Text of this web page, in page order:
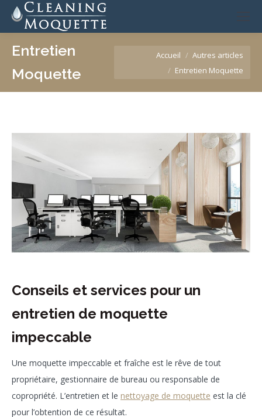
Entretien
Moquette
Vous êtes ici :Accueil
Autres articles
Entretien Moquette
Conseils et services pour un
entretien de moquette
impeccable
Une moquette impeccable et fraîche est le rêve de tout
propriétaire, gestionnaire de bureau ou responsable de
copropriété. L’entretien et le nettoyage de moquette est la clé
pour l’obtention de ce résultat.